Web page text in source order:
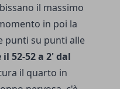
il massimo
in poi la
punti su punti alle
52-52 a 2' dal
il quarto in